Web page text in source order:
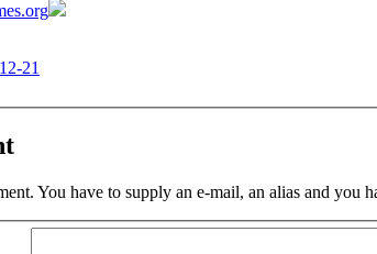
21
You have to supply an e-mail, an alias and you